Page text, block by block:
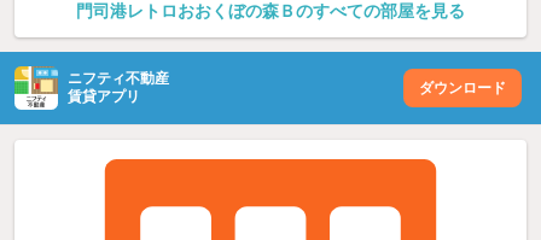
門司港レトロおおくぼの森Ｂのすべての部屋を見る
ニフティ不動産
賃貸アプリ
ダウンロード